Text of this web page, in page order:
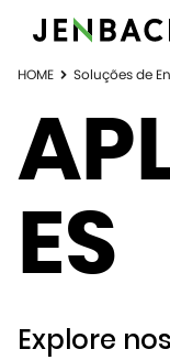
HOME Soluções de
ES
Explore